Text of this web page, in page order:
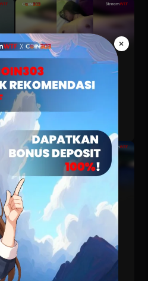
CEWEKNYA UDAH
PASRAH
StreamWTF
Views 3044
DIPOMPA SAMPAI
NGEJERIT
StreamWTF
Views 3462
×